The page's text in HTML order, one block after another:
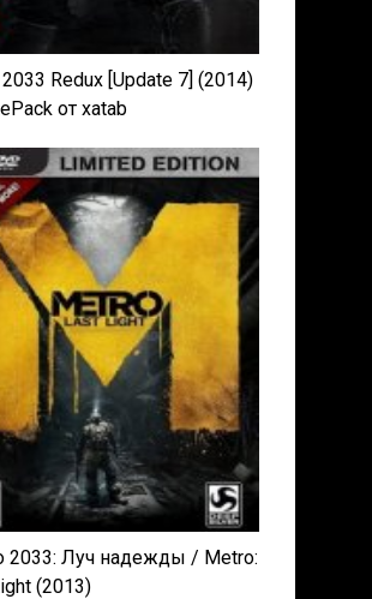
Redux [Update 7] (2014)
от xatab
2033: Луч надежды / Metro:
(2013)